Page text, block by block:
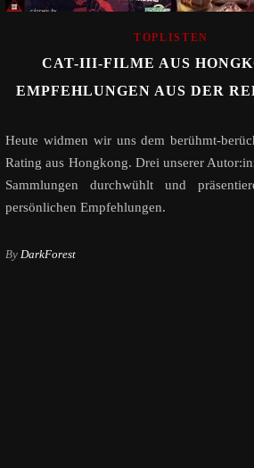
TOPLISTEN
CAT-III-FILME AUS
EMPFEHLUNGEN AUS DER
Heute widmen wir uns dem berühmt-
Rating aus Hongkong. Drei unserer
Sammlungen durchwühlt und
persönlichen Empfehlungen.
By DarkForest